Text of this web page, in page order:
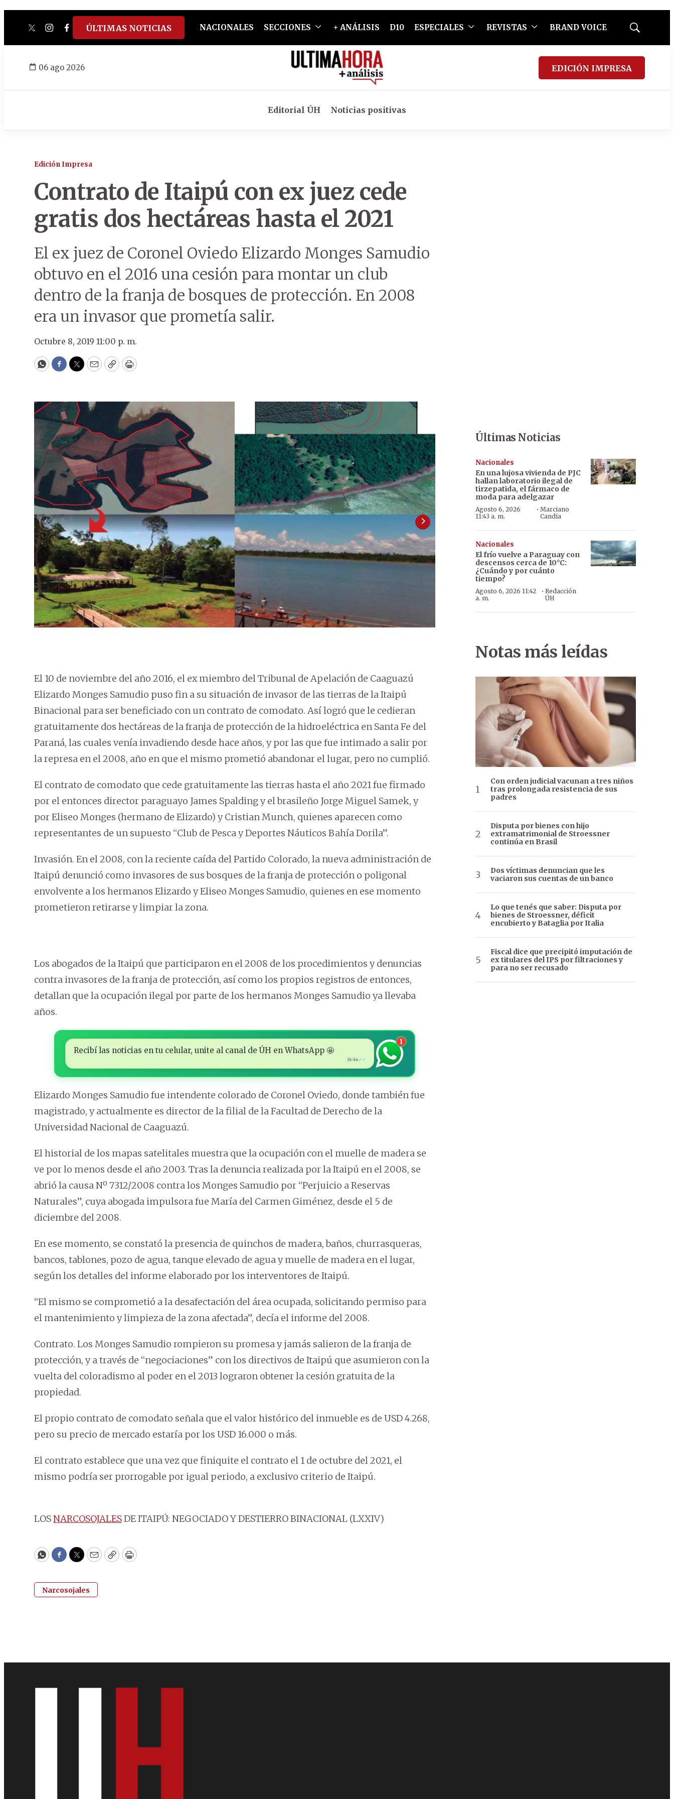
twitterinstagram
facebook
tiktokyoutube
spotify
ÚLTIMAS NOTICIAS NACIONALES SECCIONES + ANÁLISIS D10 ESPECIALES REVISTAS BRAND VOICE
Mostrar
06 ago 2026 EDICIÓN IMPRESA
Editorial ÚH Noticias positivas
Edición Impresa
Contrato de Itaipú con ex juez cede
gratis dos hectáreas hasta el 2021
El ex juez de Coronel Oviedo Elizardo Monges Samudio
obtuvo en el 2016 una cesión para montar un club
dentro de la franja de bosques de protección. En 2008
era un invasor que prometía salir.
Octubre 8, 2019 11:00 p. m.
WhatsApp
Facebook
Twitter
EmailCopyPrint
El 10 de noviembre del año 2016, el ex miembro del Tribunal de Apelación de Caaguazú
Elizardo Monges Samudio puso fin a su situación de invasor de las tierras de la Itaipú
Binacional para ser beneficiado con un contrato de comodato. Así logró que le cedieran
gratuitamente dos hectáreas de la franja de protección de la hidroeléctrica en Santa Fe del
Paraná, las cuales venía invadiendo desde hace años, y por las que fue intimado a salir por
la represa en el 2008, año en que el mismo prometió abandonar el lugar, pero no cumplió.
El contrato de comodato que cede gratuitamente las tierras hasta el año 2021 fue firmado
por el entonces director paraguayo James Spalding y el brasileño Jorge Miguel Samek, y
por Eliseo Monges (hermano de Elizardo) y Cristian Munch, quienes aparecen como
representantes de un supuesto “Club de Pesca y Deportes Náuticos Bahía Dorila”.
Invasión. En el 2008, con la reciente caída del Partido Colorado, la nueva administración de
Itaipú denunció como invasores de sus bosques de la franja de protección o poligonal
envolvente a los hermanos Elizardo y Eliseo Monges Samudio, quienes en ese momento
prometieron retirarse y limpiar la zona.
Los abogados de la Itaipú que participaron en el 2008 de los procedimientos y denuncias
contra invasores de la franja de protección, así como los propios registros de entonces,
detallan que la ocupación ilegal por parte de los hermanos Monges Samudio ya llevaba
años.
Recibí las noticias en tu celular, unite al canal de ÚH en WhatsApp 🤩
14:46 ✓✓
1
Elizardo Monges Samudio fue intendente colorado de Coronel Oviedo, donde también fue
magistrado, y actualmente es director de la filial de la Facultad de Derecho de la
Universidad Nacional de Caaguazú.
El historial de los mapas satelitales muestra que la ocupación con el muelle de madera se
ve por lo menos desde el año 2003. Tras la denuncia realizada por la Itaipú en el 2008, se
abrió la causa Nº 7312/2008 contra los Monges Samudio por “Perjuicio a Reservas
Naturales”, cuya abogada impulsora fue María del Carmen Giménez, desde el 5 de
diciembre del 2008.
En ese momento, se constató la presencia de quinchos de madera, baños, churrasqueras,
bancos, tablones, pozo de agua, tanque elevado de agua y muelle de madera en el lugar,
según los detalles del informe elaborado por los interventores de Itaipú.
“El mismo se comprometió a la desafectación del área ocupada, solicitando permiso para
el mantenimiento y limpieza de la zona afectada”, decía el informe del 2008.
Contrato. Los Monges Samudio rompieron su promesa y jamás salieron de la franja de
protección, y a través de “negociaciones” con los directivos de Itaipú que asumieron con la
vuelta del coloradismo al poder en el 2013 lograron obtener la cesión gratuita de la
propiedad.
El propio contrato de comodato señala que el valor histórico del inmueble es de USD 4.268,
pero su precio de mercado estaría por los USD 16.000 o más.
El contrato establece que una vez que finiquite el contrato el 1 de octubre del 2021, el
mismo podría ser prorrogable por igual periodo, a exclusivo criterio de Itaipú.
LOSNARCOSOJALESDE ITAIPÚ: NEGOCIADO Y DESTIERRO BINACIONAL (LXXIV)
WhatsApp
Facebook
Twitter
EmailCopyPrint
Narcosojales
Últimas Noticias
Nacionales
En una lujosa vivienda de PJC
hallan laboratorio ilegal de
tirzepatida, el fármaco de
moda para adelgazar
Agosto 6, 2026
11:43 a. m.
·Marciano
Candia
Nacionales
El frío vuelve a Paraguay con
descensos cerca de 10°C:
¿Cuándo y por cuánto
tiempo?
Agosto 6, 2026 11:42
a. m.
· Redacción
ÚH
Notas más leídas
Con orden judicial vacunan a tres niños
tras prolongada resistencia de sus
padres
Disputa por bienes con hijo
extramatrimonial de Stroessner
continúa en Brasil
Dos víctimas denuncian que les
vaciaron sus cuentas de un banco
Lo que tenés que saber: Disputa por
bienes de Stroessner, déficit
encubierto y Bataglia por Italia
Fiscal dice que precipitó imputación de
ex titulares del IPS por filtraciones y
para no ser recusado